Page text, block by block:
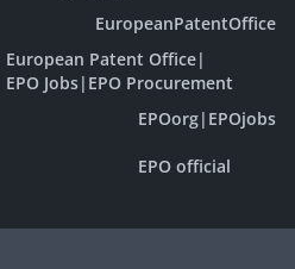
EuropeanPatentOffice
European Patent Office|
EPO Jobs| EPO Procurement
EPOorg| EPOjobs
EPO official